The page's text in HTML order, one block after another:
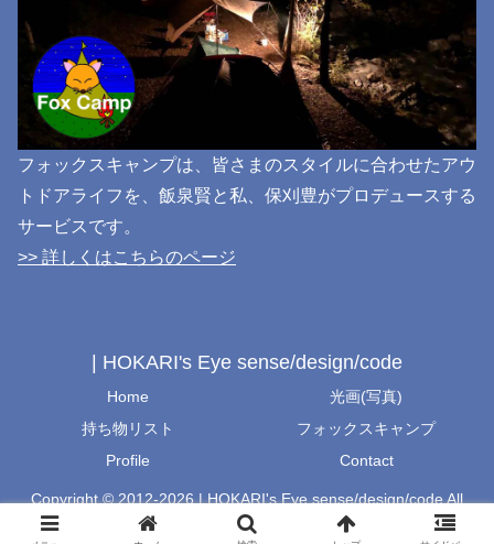
フォックスキャンプは、皆さまのスタイルに合わせたアウ
トドアライフを、飯泉賢と私、保刈豊がプロデュースする
サービスです。
>> 詳しくはこちらのページ
| HOKARI's Eye sense/design/code
Home
光画(写真)
持ち物リスト
フォックスキャンプ
Profile
Contact
Copyright © 2012-2026 | HOKARI's Eye sense/design/code All
Rights Reserved.